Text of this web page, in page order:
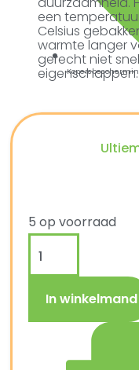
een
Celsius
warmte langer
gerecht niet
eigenschappen.
5 op voorraad
In winkelmand